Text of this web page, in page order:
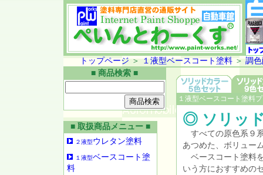
トップページ ＞ １液型ベースコート塗料＞ 調
■ 商品検索 ■
■ 取扱商品メニュー ■
２液型ウレタン塗料
１液型ベースコート塗
料
１液型ベースコート塗料
◎ ソリッ
すべての原色系９
あつめた、ボリュー
ベースコート塗料
いう方におすすめの